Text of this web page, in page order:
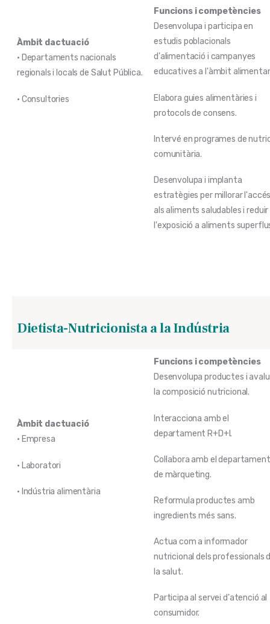
Àmbit dactuació
• Departaments nacionals
regionals i locals de Salut Pública.
• Consultories
Funcions i competències
Desenvolupa i participa en
estudis poblacionals
d'alimentació i campanyes
educatives a l'àmbit
Elabora guies alimentàries i
protocols de consens.
Intervé en programes de
comunitària.
Desenvolupa i implanta
estratègies per millorar
als aliments saludables i reduir
l'exposició a aliments
Dietista-Nutricionista a la Indústria
Àmbit dactuació
• Empresa
• Laboratori
• Indústria alimentària
Funcions i competències
Desenvolupa productes i
la composició nutricional.
Interacciona amb el
departament R+D+I.
Col·labora amb el departament
de màrqueting.
Reformula productes amb
ingredients més sans.
Actua com a informador
nutricional dels professionals
la salut.
Participa al servei d'atenció al
consumidor.